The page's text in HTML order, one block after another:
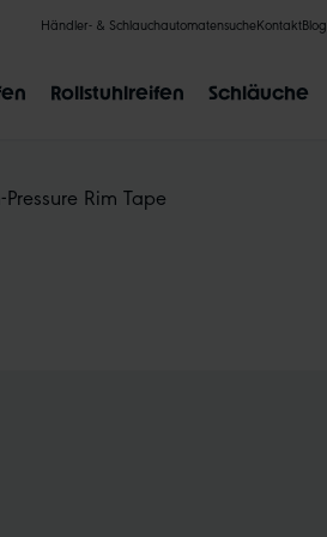
Händler- & SchlauchautomatensucheKontaktBlog
Rollstuhlreifen Schläuche
Rim Tape